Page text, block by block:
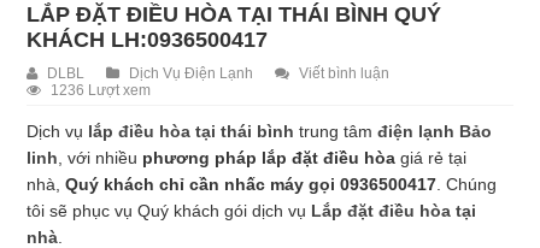
LẮP ĐẶT ĐIỀU HÒA TẠI THÁI BÌNH QUÝ
KHÁCH LH:0936500417
DLBL Dịch Vụ Điện Lạnh
Viết bình luận
1236 Lượt xem
Dịch vụ lắp điều hòa tại thái bình trung tâmđiện lạnh Bảo
linh , với nhiều phương pháp lắp đặt điều hòa giá rẻ tại
nhà,Quý khách chỉ cần nhấc máy gọi 0936500417 . Chúng
tôi sẽ phục vụ Quý khách gói dịch vụ Lắp đặt điều hòa tại
nhà